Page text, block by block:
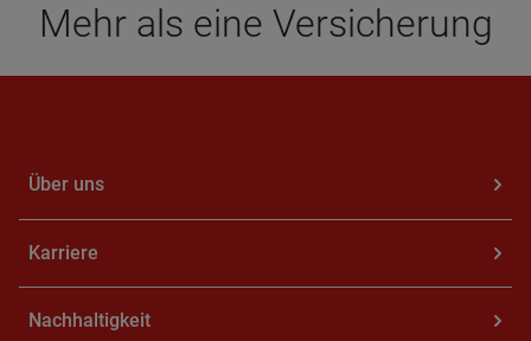
Mehr als eine Ver­si­che­rung
Über uns
Kar­rie­re
Nach­hal­tig­keit